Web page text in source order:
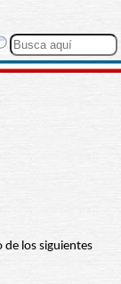
de los siguientes